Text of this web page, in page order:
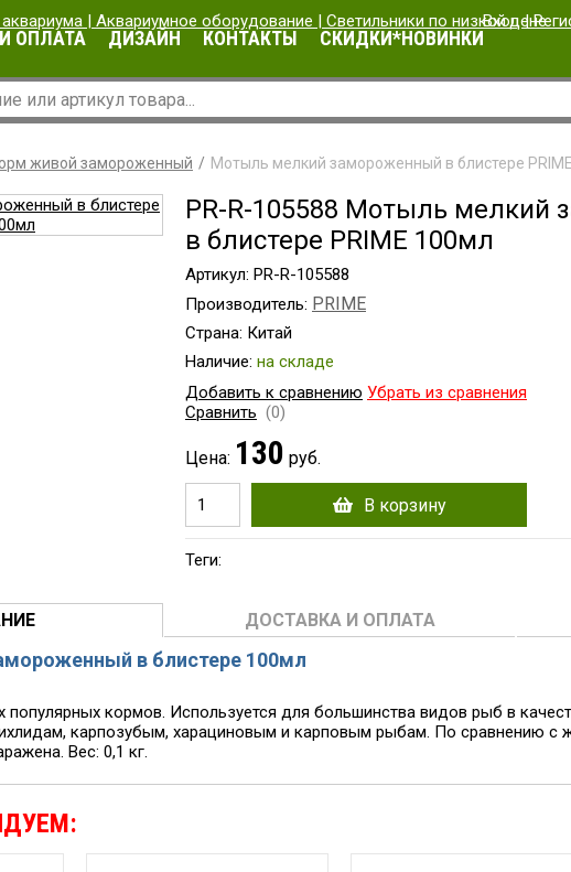
Вход|
ОПЛАТА ДИЗАЙН КОНТАКТЫ СКИДКИ*НОВИНКИ
живой замороженный Мотыль мелкий замороженный в блистере
PR-R-105588 Мотыль мелкий
в блистере PRIME 100мл
Артикул: PR-R-105588
Производитель: PRIME
Страна: Китай
Наличие: на складе
Добавить к сравнению Убрать из сравнения
Сравнить (0)
Цена: 130 руб.
В корзину
Теги:
ДОСТАВКА И ОПЛАТА
в блистере 100мл
кормов. Используется для большинства видов рыб в
карпозубым, харациновым и карповым рыбам. По сравнению с
Вес: 0,1 кг.